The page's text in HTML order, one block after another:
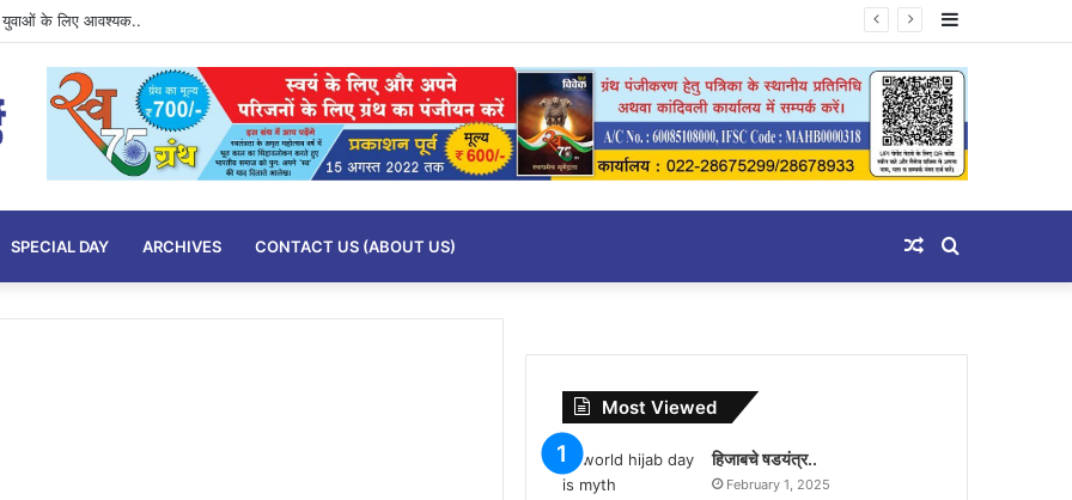
SPECIAL DAY ARCHIVES CONTACT US (ABOUT US) Search
Random
Most Viewed
हिजाबचे षडयंत्र..
February 1, 2025